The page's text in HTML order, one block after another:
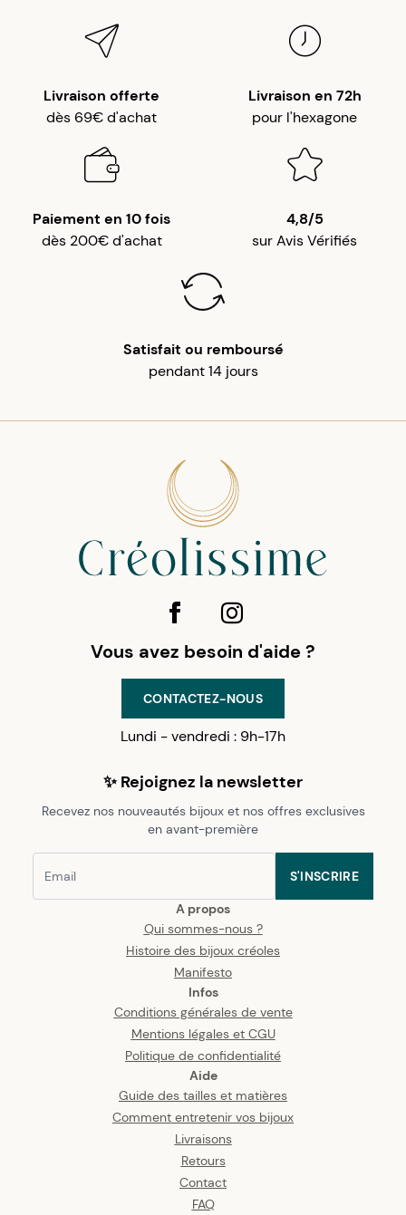
Livraison offerte
dès 69€ d'achat
Livraison en 72h
pour l'hexagone
Paiement en 10 fois
dès 200€ d'achat
4,8/5
sur Avis Vérifiés
Satisfait ou remboursé
pendant 14 jours
A propos
Qui sommes-nous ?
Histoire des bijoux créoles
Manifesto
Infos
Conditions générales de vente
Mentions légales et CGU
Politique de confidentialité
Aide
Guide des tailles et matières
Comment entretenir vos bijoux
Livraisons
Retours
Contact
FAQ
Vous avez besoin d'aide ?
CONTACTEZ-NOUS
Lundi - vendredi : 9h-17h
✨ Rejoignez la newsletter
Recevez nos nouveautés bijoux et nos offres exclusives
en avant-première
S'INSCRIRE